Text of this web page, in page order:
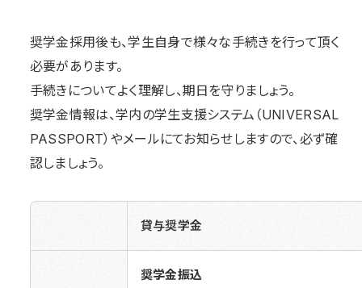
奨学金採用後も、学生自身で様々な手続きを行って頂く
必要があります。
手続きについてよく理解し、期日を守りましょう。
奨学金情報は、学内の学生支援システム（UNIVERSAL
PASSPORT）やメールにてお知らせしますので、必ず確
認しましょう。
貸与奨学金
奨学金振込